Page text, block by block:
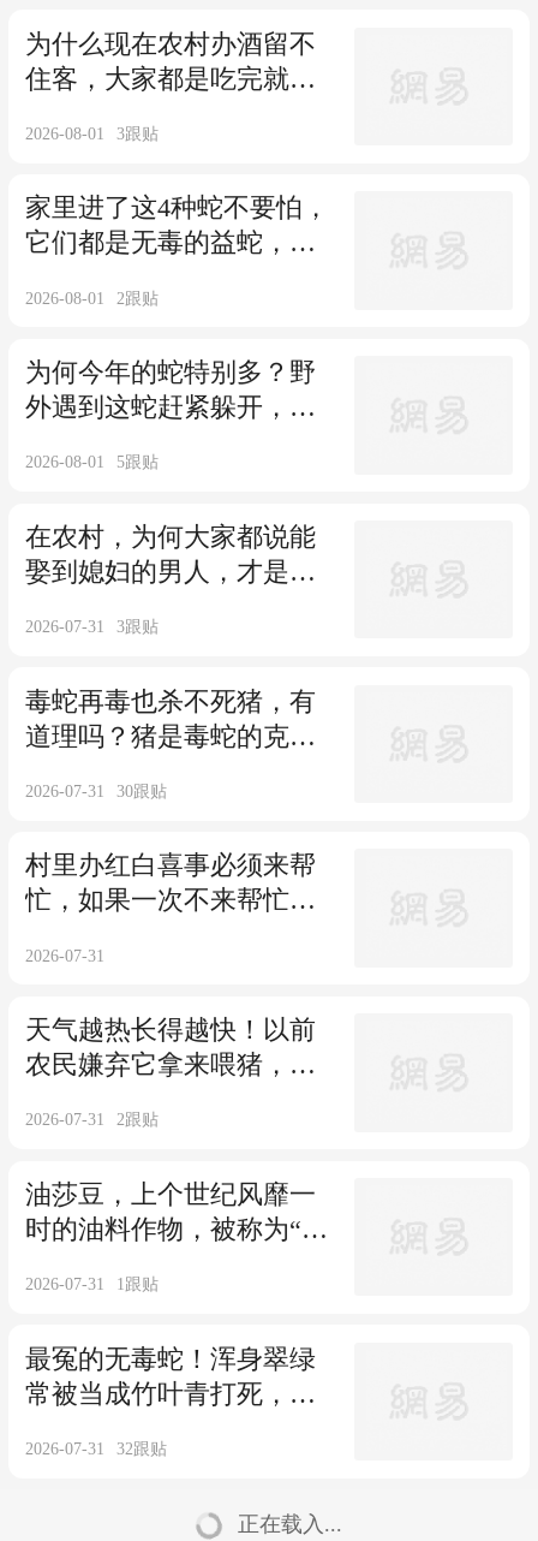
为什么现在农村办酒留不
住客，大家都是吃完就
实原因太扎心！
2026-08-01 3跟贴
家里进了这4种蛇不要怕，
它们都是无毒的益蛇，第
2026-08-01 2跟贴
为何今年的蛇特别多？野
外遇到这蛇赶紧躲开，千
2026-08-01 5跟贴
在农村，为何大家都说能
娶到媳妇的男人，才是有
2026-07-31 3跟贴
毒蛇再毒也杀不死猪，有
道理吗？猪是毒蛇的克
2026-07-31 30跟贴
村里办红白喜事必须来帮
忙，如果一次不来帮忙罚
2026-07-31
天气越热长得越快！以前
农民嫌弃它拿来喂猪，如
能晒干保存
2026-07-31 2跟贴
油莎豆，上个世纪风靡一
时的油料作物，被称为“沙
了？还有多少人认识？
2026-07-31 1跟贴
最冤的无毒蛇！浑身翠绿
常被当成竹叶青打死，胆
2026-07-31 32跟贴
正在载入...